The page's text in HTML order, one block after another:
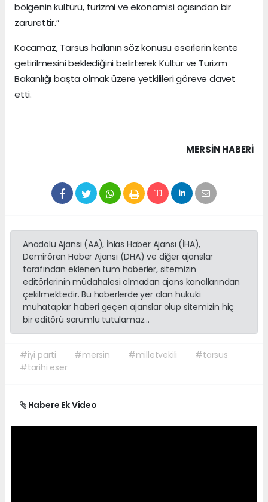
bölgenin kültürü, turizmi ve ekonomisi açısından bir
zarurettir.”
Kocamaz, Tarsus halkının söz konusu eserlerin kente
getirilmesini beklediğini belirterek Kültür ve Turizm
Bakanlığı başta olmak üzere yetkilileri göreve davet
etti.
MERSIN HABERİ
Anadolu Ajansı (AA), İhlas Haber Ajansı (İHA),
Demirören Haber Ajansı (DHA) ve diğer ajanslar
tarafından eklenen tüm haberler, sitemizin
editörlerinin müdahalesi olmadan ajans kanallarından
çekilmektedir. Bu haberlerde yer alan hukuki
muhataplar haberi geçen ajanslar olup sitemizin hiç
bir editörü sorumlu tutulamaz...
#iyi parti #mersin #milletvekili
#tarsus
#tarihi eser
Habere Ek Video